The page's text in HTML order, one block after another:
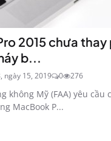
2015 chưa thay
b...
ngày 15, 2019 0 276
không Mỹ (FAA) yêu cầu
MacBook P...